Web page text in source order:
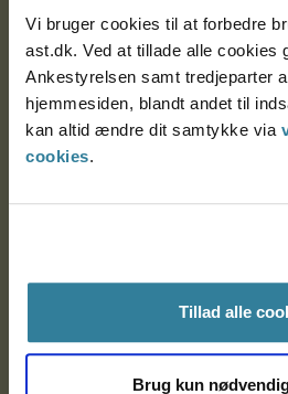
Vi bruger cookies til at forbedre
ast.dk. Ved at tillade alle cookies
Ankestyrelsen samt tredjeparter
hjemmesiden, blandt andet til
kan altid ændre dit samtykke via
cookies.
Tillad alle
Brug kun
Postadresse:
Nytorv 7, 2. sal
9000 Aalborg
EAN: 57 98 000 35 48 21
CVR: 1007 4002